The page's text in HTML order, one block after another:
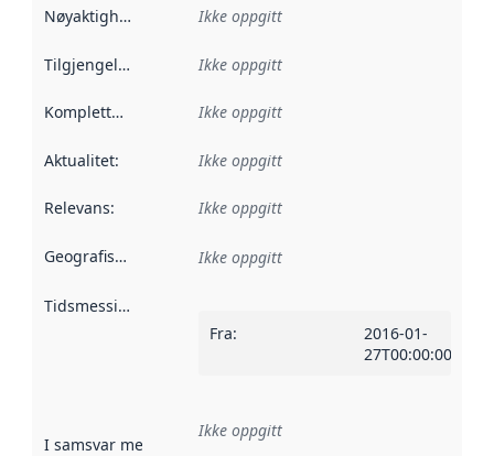
Nøyaktighet Ikke oppgitt
Tilgjengelighet Ikke oppgitt
Kompletthet Ikke oppgitt
Aktualitet: Ikke oppgitt
Relevans: Ikke oppgitt
Geografisk avgrensning :
Ikke oppgitt
Tidsmessig avgrensning
Fra:
2016-01-
27T00:00:00Z
I samsvar med Referanse til en implementasjonsregel
Ikke oppgitt